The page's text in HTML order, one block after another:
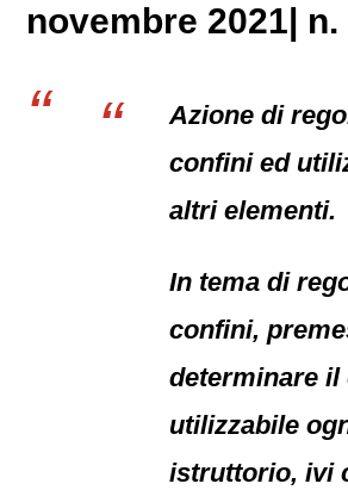
novembre 2021| n.
Azione di
confini ed
altri elementi.
In tema di
confini,
determinare il
utilizzabile
istruttorio, ivi